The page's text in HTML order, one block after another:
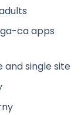
ca apps
single site